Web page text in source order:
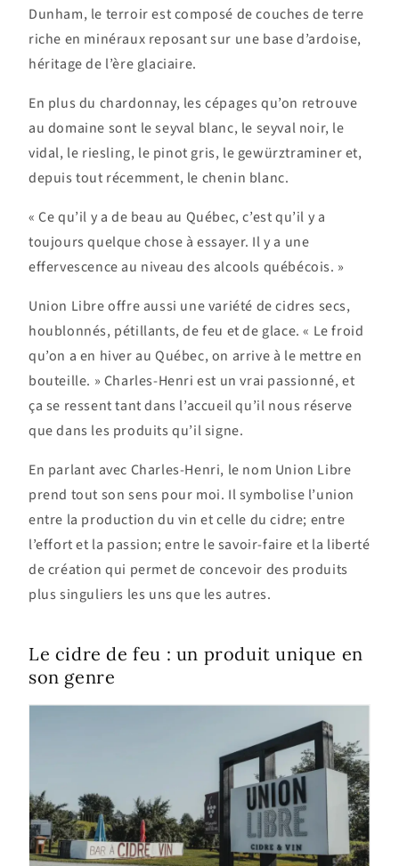
Dunham, le terroir est composé de couches de terre
riche en minéraux reposant sur une base d’ardoise,
héritage de l’ère glaciaire.
En plus du chardonnay, les cépages qu’on retrouve
au domaine sont le seyval blanc, le seyval noir, le
vidal, le riesling, le pinot gris, le gewürztraminer et,
depuis tout récemment, le chenin blanc.
« Ce qu’il y a de beau au Québec, c’est qu’il y a
toujours quelque chose à essayer. Il y a une
effervescence au niveau des alcools québécois. »
Union Libre offre aussi une variété de cidres secs,
houblonnés, pétillants, de feu et de glace. « Le froid
qu’on a en hiver au Québec, on arrive à le mettre en
bouteille. » Charles-Henri est un vrai passionné, et
ça se ressent tant dans l’accueil qu’il nous réserve
que dans les produits qu’il signe.
En parlant avec Charles-Henri, le nom Union Libre
prend tout son sens pour moi. Il symbolise l’union
entre la production du vin et celle du cidre; entre
l’effort et la passion; entre le savoir-faire et la liberté
de création qui permet de concevoir des produits
plus singuliers les uns que les autres.
Le cidre de feu : un produit unique en
son genre